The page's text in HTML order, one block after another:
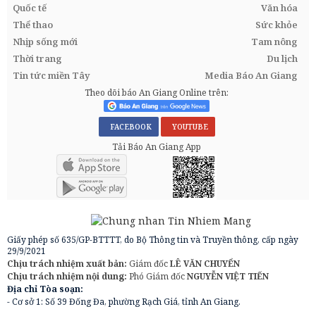
Quốc tế
Văn hóa
Thể thao
Sức khỏe
Nhịp sống mới
Tam nông
Thời trang
Du lịch
Tin tức miền Tây
Media Báo An Giang
Theo dõi báo An Giang Online trên:
FACEBOOK YOUTUBE
Tải Báo An Giang App
Giấy phép số 635/GP-BTTTT, do Bộ Thông tin và Truyền thông, cấp ngày
29/9/2021
Chịu trách nhiệm xuất bản: Giám đốcLÊ VĂN CHUYỂN
Chịu trách nhiệm nội dung: Phó Giám đốcNGUYỄN VIỆT TIẾN
Địa chỉ Tòa soạn:
- Cơ sở 1: Số 39 Đống Đa, phường Rạch Giá, tỉnh An Giang.